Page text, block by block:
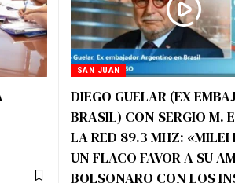
SAN JUAN
DIEGO GUELAR (EX
BRASIL) CON SERGIO M.
LA RED 89.3 MHZ: «MILEI
UN FLACO FAVOR A SU
BOLSONARO CON LOS